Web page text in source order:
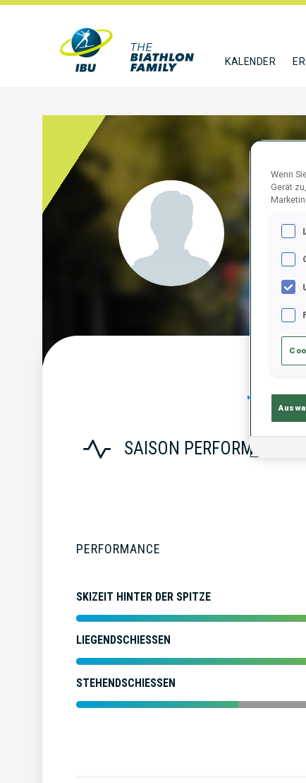
KALENDER
SAISON PERFORMANCE
PERFORMANCE
SKIZEIT HINTER DER SPITZE
LIEGENDSCHIESSEN
STEHENDSCHIESSEN
Wenn
Gerät